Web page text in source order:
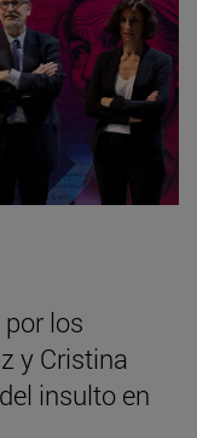
los
y Cristina
insulto en